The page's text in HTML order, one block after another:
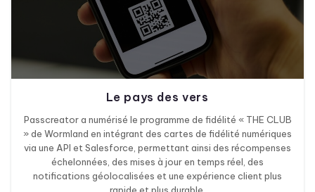
Le pays des vers
Passcreator a numérisé le programme de fidélité « THE CLUB
» de Wormland en intégrant des cartes de fidélité numériques
via une API et Salesforce, permettant ainsi des récompenses
échelonnées, des mises à jour en temps réel, des
notifications géolocalisées et une expérience client plus